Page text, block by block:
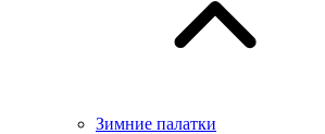
Зимние палатки